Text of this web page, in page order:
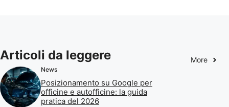
Articoli da leggere More
News
Posizionamento su Google per
officine e autofficine: la guida
pratica del 2026